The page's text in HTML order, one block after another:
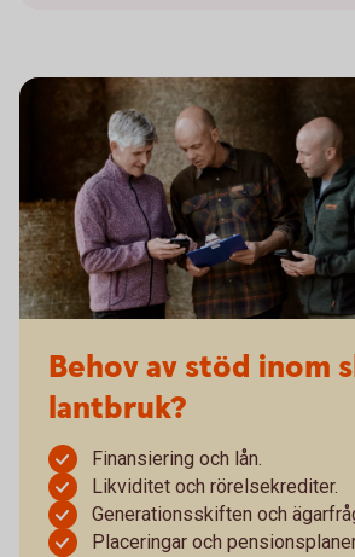
Behov av stöd inom
lantbruk?
Finansiering och lån.
Likviditet och rörelsekrediter.
Generationsskiften och
Placeringar och